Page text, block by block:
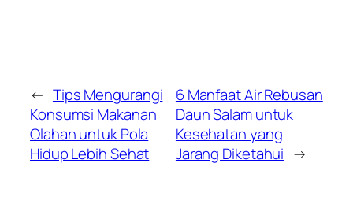
← Tips Mengurangi
Konsumsi Makanan
Olahan untuk Pola
Hidup Lebih Sehat
6 Manfaat Air Rebusan
Daun Salam untuk
Kesehatan yang
Jarang Diketahui →